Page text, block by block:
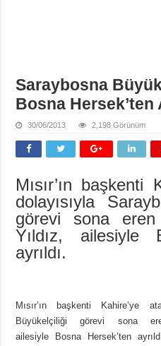
Saraybosna
Bosna Hersek’ten
30/06/2013 2,198 Görünüm
Mısır’ın başkenti
dolayısıyla
görevi sona
Yıldız, ailesiyle
ayrıldı.
Mısır’ın başkenti Kahire’ye
Büyükelçiliği görevi sona
ailesiyle Bosna Hersek’ten